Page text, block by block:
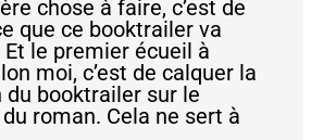
chose à faire, c’est de
que ce booktrailer va
le premier écueil à
moi, c’est de calquer la
du booktrailer sur le
roman. Cela ne sert à